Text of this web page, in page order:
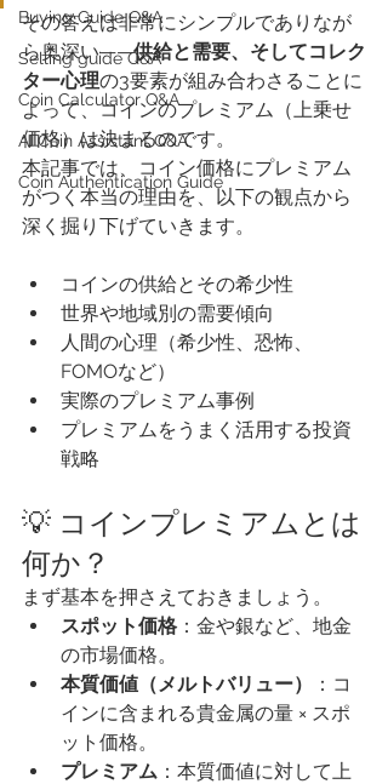
Buying Guide Q&A
Selling guide Q&A
Coin Calculator Q&A
AI Coin Assistant Q&A
Coin Authentication Guide
その答えは非常にシンプルでありなが
ら奥深い——供給と需要、そしてコレク
ター心理の3要素が組み合わさることに
よって、コインのプレミアム（上乗せ
価格）は決まるのです。
本記事では、コイン価格にプレミアム
がつく本当の理由を、以下の観点から
深く掘り下げていきます。
コインの供給とその希少性
世界や地域別の需要傾向
人間の心理（希少性、恐怖、
FOMOなど）
実際のプレミアム事例
プレミアムをうまく活用する投資
戦略
💡 コインプレミアムとは
何か？
まず基本を押さえておきましょう。
スポット価格 ：金や銀など、地金
の市場価格。
本質価値（メルトバリュー）
：コ
インに含まれる貴金属の量 × スポ
ット価格。
プレミアム ：本質価値に対して上